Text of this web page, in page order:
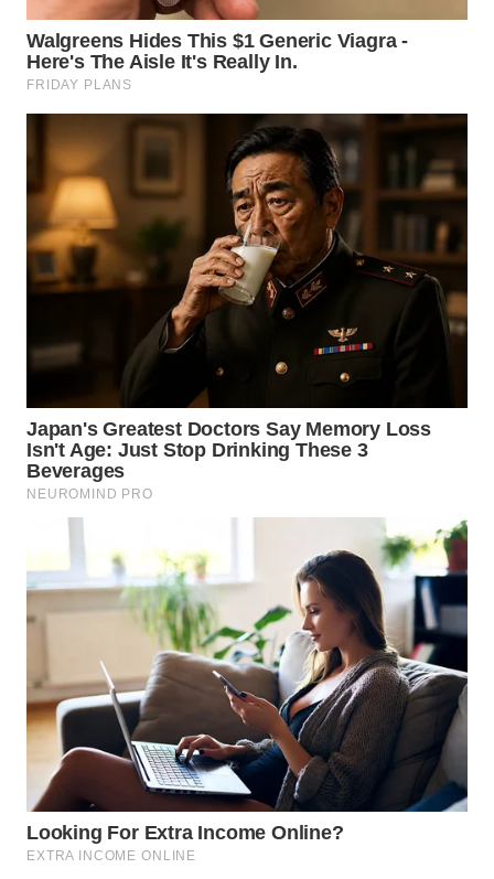
WN
LABUHANBATU
TAPANULI
TENGAH
WN DELI
SERDANG
TEBING
TINGGI
WN
PAKPAK
WN
WN
BOGOR
WN
DEPOK
WN
TAPANULI